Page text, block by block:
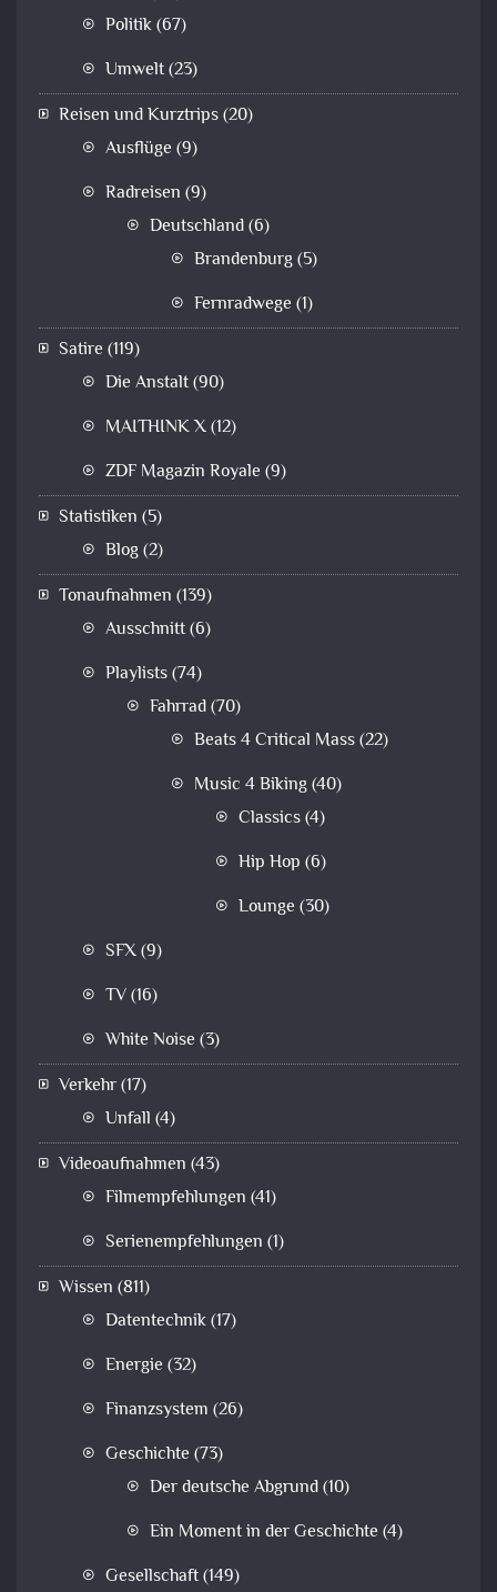
Politik(67)
Umwelt(23)
Reisen und Kurztrips(20)
Ausflüge (9)
Radreisen (9)
Deutschland(6)
Brandenburg(5)
Fernradwege (1)
Satire (119)
Die Anstalt(90)
MAITHINK X(12)
ZDF Magazin Royale (9)
Statistiken (5)
Blog(2)
Tonaufnahmen (139)
Ausschnitt(6)
Playlists(74)
Fahrrad(70)
Beats 4 Critical Mass(22)
Music 4 Biking(40)
Classics(4)
Hip Hop (6)
Lounge (30)
SFX(9)
TV(16)
White Noise (3)
Verkehr(17)
Unfall (4)
Videoaufnahmen (43)
Filmempfehlungen (41)
Serienempfehlungen (1)
Wissen (811)
Datentechnik(17)
Energie (32)
Finanzsystem (26)
Geschichte (73)
Der deutsche Abgrund(10)
Ein Moment in der Geschichte (4)
Gesellschaft(149)